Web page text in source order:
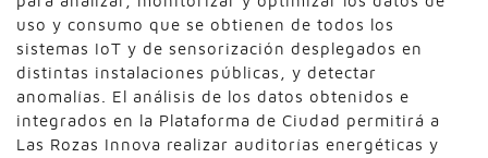
uso y consumo que se obtienen de todos los
sistemas IoT y de sensorización desplegados en
distintas instalaciones públicas, y detectar
anomalías. El análisis de los datos obtenidos e
integrados en la Plataforma de Ciudad permitirá a
Las Rozas Innova realizar auditorías energéticas y